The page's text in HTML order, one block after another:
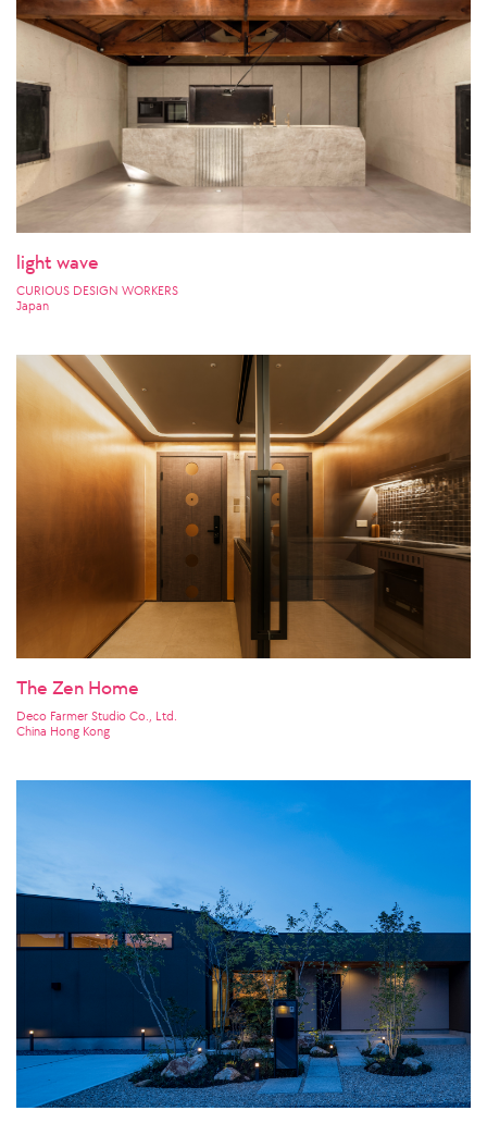
light wave
CURIOUS DESIGN WORKERS
Japan
The Zen Home
Deco Farmer Studio Co., Ltd.
China Hong Kong